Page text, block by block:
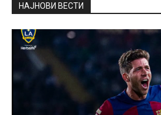
НAЈНОВИ ВЕСТИ